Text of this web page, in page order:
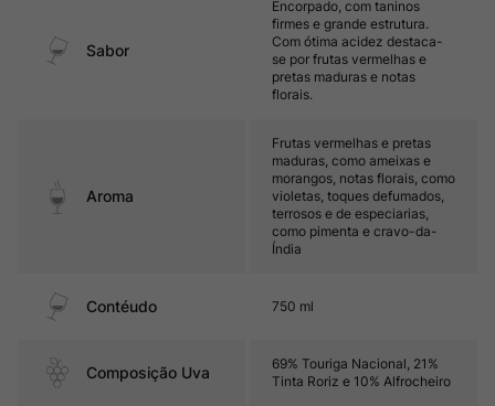
Sabor
Encorpado, com taninos
firmes e grande estrutura.
Com ótima acidez destaca-
se por frutas vermelhas e
pretas maduras e notas
florais.
Aroma
Frutas vermelhas e pretas
maduras, como ameixas e
morangos, notas florais, como
violetas, toques defumados,
terrosos e de especiarias,
como pimenta e cravo-da-
Índia
Contéudo 750 ml
Composição Uva
69% Touriga Nacional, 21%
Tinta Roriz e 10% Alfrocheiro